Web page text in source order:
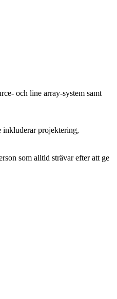
och line array-system samt
inkluderar projektering,
som alltid strävar efter att ge